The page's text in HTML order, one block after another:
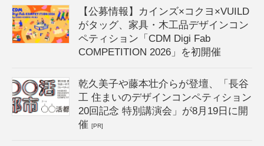
【公募情報】カインズ×コクヨ×VUILD
がタッグ、家具・木工品デザインコン
ペティション「CDM Digi Fab
COMPETITION 2026」を初開催
乾久美子や藤本壮介らが登壇、「長谷
工 住まいのデザインコンペティション
20回記念 特別講演会」が8月19日に開
催[PR]